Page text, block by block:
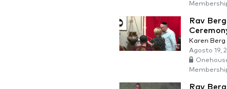
Rav
Karen Berg
Agosto 19,
Rav